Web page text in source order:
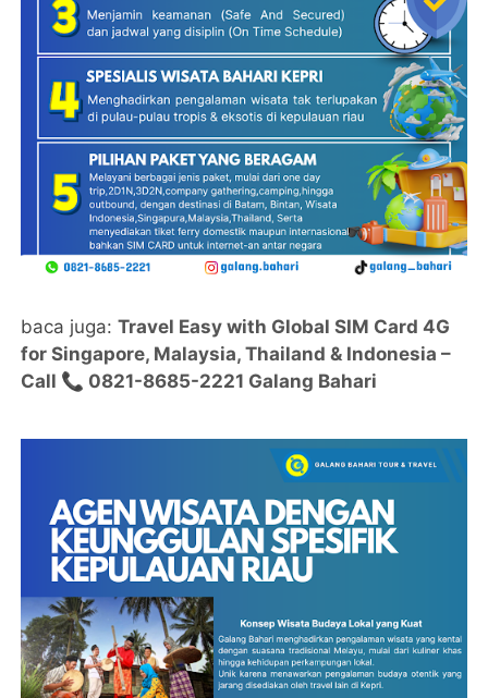
baca juga:Travel Easy with Global SIM Card 4G
for Singapore, Malaysia, Thailand & Indonesia –
Call 📞 0821-8685-2221 Galang Bahari